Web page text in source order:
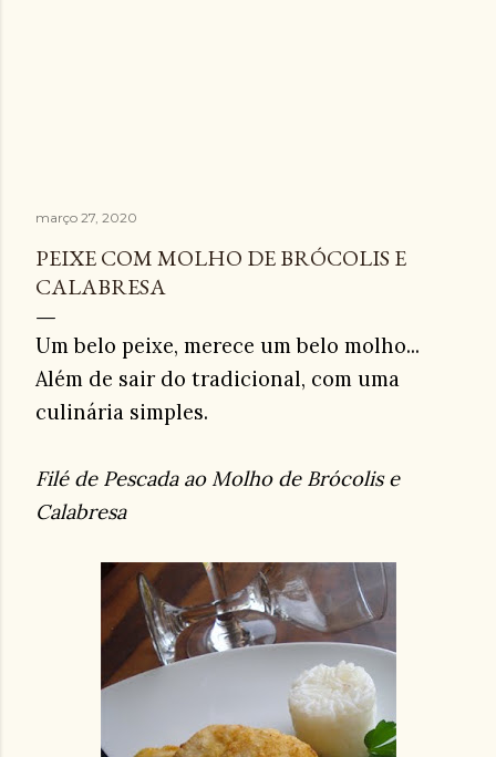
março 27, 2020
PEIXE COM MOLHO DE BRÓCOLIS E
CALABRESA
Um belo peixe, merece um belo molho...
Além de sair do tradicional, com uma
culinária simples.
Filé de Pescada ao Molho de Brócolis e
Calabresa